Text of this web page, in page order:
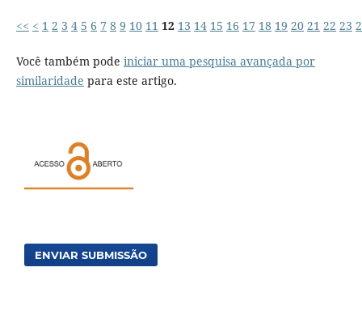
<< < 1 2 3 4 5 6 7 8 9 10 11 12 13 14 15 16 17 18 19 20 21 22 23
Você também pode iniciar uma pesquisa avançada por
similaridade para este artigo.
ENVIAR SUBMISSÃO